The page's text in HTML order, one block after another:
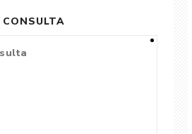
CONSULTA